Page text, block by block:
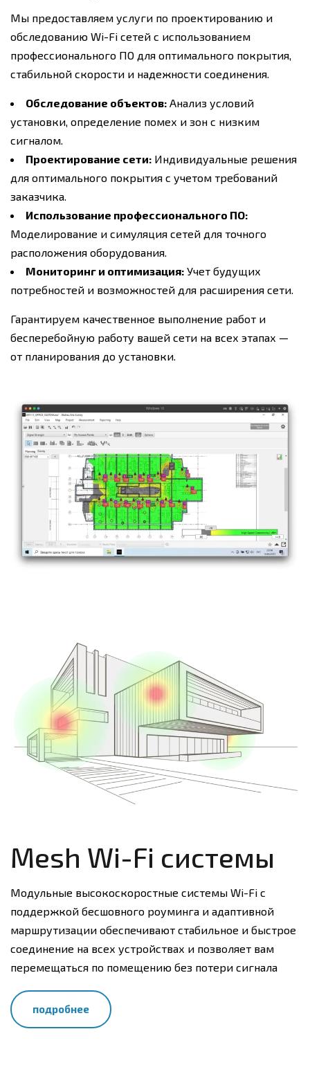
Мы предоставляем услуги по проектированию и
обследованию Wi-Fi сетей с использованием
профессионального ПО для оптимального покрытия,
стабильной скорости и надежности соединения.
Обследование объектов: Анализ условий
установки, определение помех и зон с низким
сигналом.
Проектирование сети: Индивидуальные решения
для оптимального покрытия с учетом требований
заказчика.
Использование профессионального ПО:
Моделирование и симуляция сетей для точного
расположения оборудования.
Мониторинг и оптимизация: Учет будущих
потребностей и возможностей для расширения сети.
Гарантируем качественное выполнение работ и
бесперебойную работу вашей сети на всех этапах —
от планирования до установки.
Mesh Wi-Fi системы
Модульные высокоскоростные системы Wi-Fi c
поддержкой бесшовного роуминга и адаптивной
маршрутизации обеспечивают стабильное и быстрое
соединение на всех устройствах и позволяет вам
перемещаться по помещению без потери сигнала
подробнее